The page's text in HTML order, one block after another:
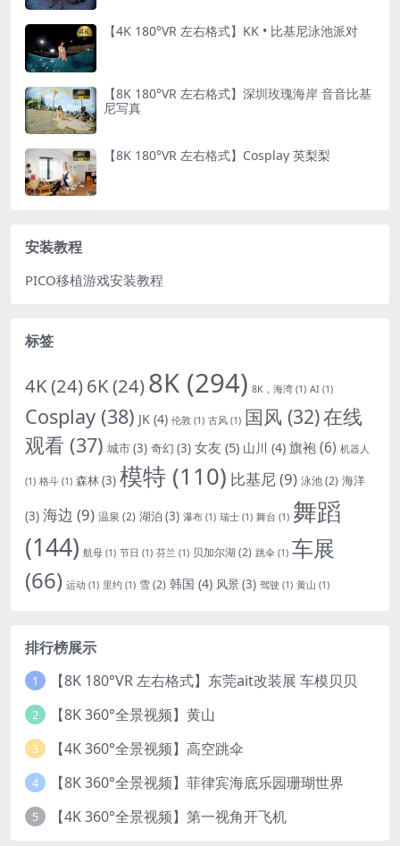
【4K 180°VR 左右格式】KK • 比基尼泳池派对
【8K 180°VR 左右格式】深圳玫瑰海岸 音音比基
尼写真
【8K 180°VR 左右格式】Cosplay 英梨梨
安装教程
PICO移植游戏安装教程
标签
4K(24)6K(24)8K (294) 8K，海湾 (1) AI (1)
Cosplay (38) JK (4) 伦敦 (1) 古风 (1) 国风 (32)在线
观看 (37) 城市(3) 奇幻 (3) 女友 (5) 山川 (4) 旗袍(6) 机器人
(1) 格斗 (1) 森林(3) 模特 (110) 比基尼(9) 泳池(2) 海洋
(3) 海边 (9) 温泉 (2) 湖泊 (3) 瀑布 (1) 瑞士 (1) 舞台 (1) 舞蹈
(144) 航母 (1) 节日 (1) 芬兰 (1) 贝加尔湖 (2) 跳伞 (1) 车展
(66) 运动 (1) 里约 (1) 雪(2) 韩国 (4) 风景(3) 驾驶 (1) 黄山 (1)
排行榜展示
1 【8K 180°VR 左右格式】东莞ait改装展 车模贝贝
2 【8K 360°全景视频】黄山
3 【4K 360°全景视频】高空跳伞
4 【8K 360°全景视频】菲律宾海底乐园珊瑚世界
5 【4K 360°全景视频】第一视角开飞机